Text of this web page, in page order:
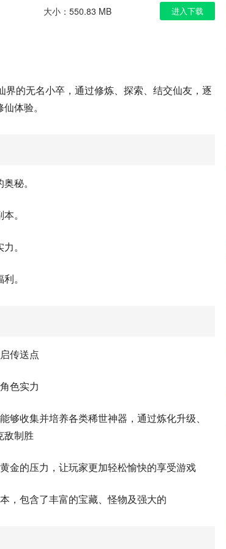
大小：550.83 MB 进入下载
的无名小卒，通过修炼、探索、结交仙友，逐
体验。
秘。
。
。
。
传送点
色实力
收集并培养各类稀世神器，通过炼化升级、
敌制胜
金的压力，让玩家更加轻松愉快的享受游戏
，包含了丰富的宝藏、怪物及强大的